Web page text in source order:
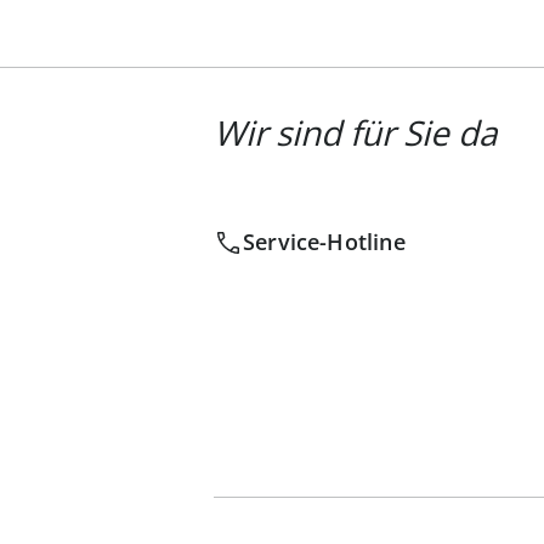
Wir sind für Sie da
Service-Hotline